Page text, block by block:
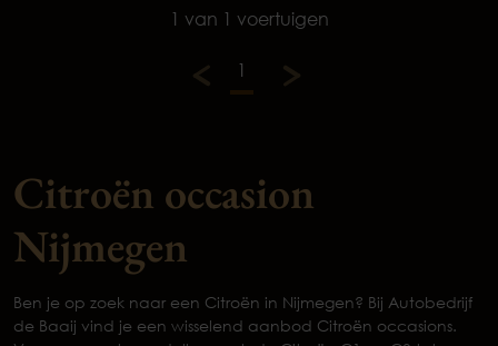
1 van 1 voertuigen
1
Citroën occasion
Nijmegen
Ben je op zoek naar een Citroën in Nijmegen? Bij Autobedrijf
de Baaij vind je een wisselend aanbod Citroën occasions.